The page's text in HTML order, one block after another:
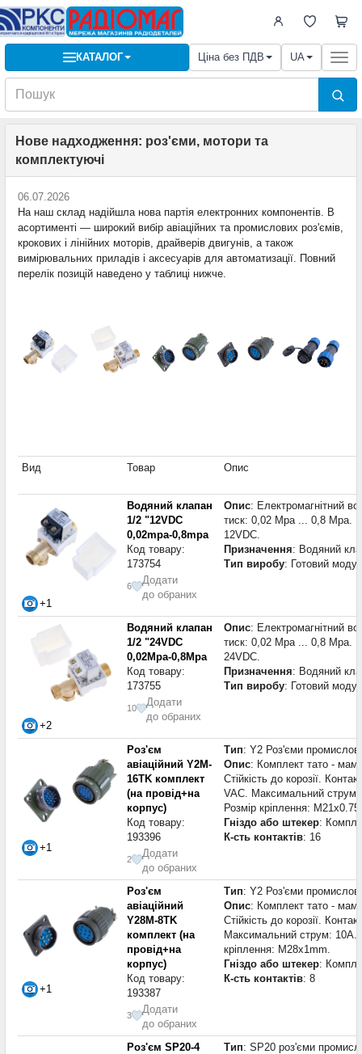
КАТАЛОГ Ціна без ПДВ UA
Нове надходження: роз'єми, мотори та
комплектуючі
06.07.2026
На наш склад надійшла нова партія електронних компонентів. В
асортименті — широкий вибір авіаційних та промислових роз'ємів,
крокових і лінійних моторів, драйверів двигунів, а також
вимірювальних приладів і аксесуарів для автоматизації. Повний
перелік позицій наведено у таблиці нижче.
Вид Товар Опис
+1
Водяний клапан
1/2 "12VDC
0,02mpa-0,8mpa
Код товару:
173754
6
Додати
до обраних
Опис: Електромагнітний
тиск: 0,02 Mpa ... 0,8 Mpa.
12VDC.
Призначення: Водяний
Тип виробу: Готовий
+2
Водяний клапан
1/2 "24VDC
0,02Mpa-0,8Mpa
Код товару:
173755
10
Додати
до обраних
Опис: Електромагнітний
тиск: 0,02 Mpa ... 0,8 Mpa.
24VDC.
Призначення: Водяний
Тип виробу: Готовий
+1
Роз'єм
авіаційний Y2M-
16TK комплект
(на провід+на
корпус)
Код товару:
193396
2
Додати
до обраних
Тип: Y2 Роз'єми промислові
Опис: Комплект тато -
Стійкість до корозії.
VAC. Максимальний
Розмір кріплення:
Гніздо або штекер:
К-сть контактів: 16
+1
Роз'єм
авіаційний
Y28M-8TK
комплект (на
провід+на
корпус)
Код товару:
193387
3
Додати
до обраних
Тип: Y2 Роз'єми промислові
Опис: Комплект тато -
Стійкість до корозії.
Максимальний струм: 10A.
кріплення: M28x1mm.
Гніздо або штекер:
К-сть контактів: 8
Роз'єм SP20-4
Тип: SP20 роз'єми